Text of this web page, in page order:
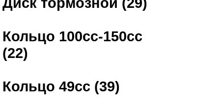
Кольцо 100сс-150сс
(22)
Кольцо 49сс (39)